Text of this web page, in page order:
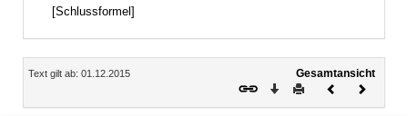
[Schlussformel]
Inhalt
Text gilt ab: 01.12.2015
Gesamtansicht
Download
DruckenVorheriges